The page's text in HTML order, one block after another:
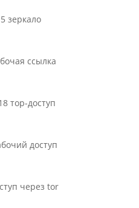
зеркало
ссылка
тор-доступ
доступ
через tor